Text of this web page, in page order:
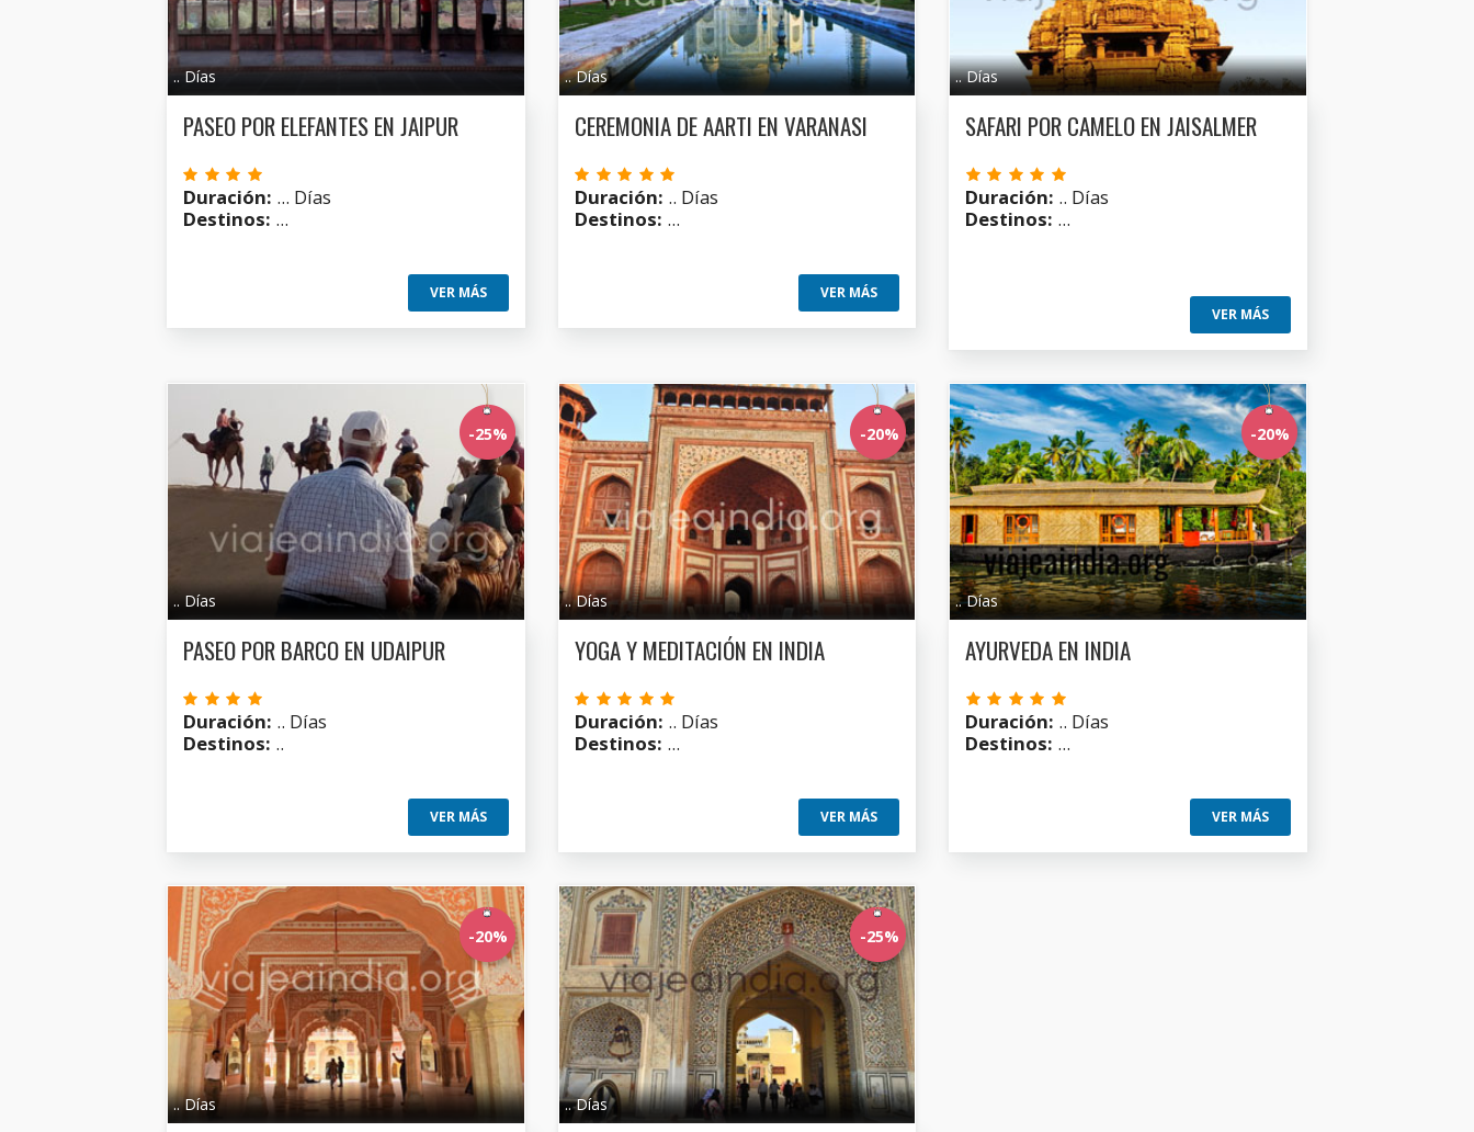
.. Días
PASEO POR ELEFANTES EN JAIPUR
Duración: ... Días
Destinos: ...
VER MÁS
.. Días
CEREMONIA DE AARTI EN VARANASI
Duración: .. Días
Destinos: ...
VER MÁS
.. Días
SAFARI POR CAMELO EN JAISALMER
Duración: .. Días
Destinos: ...
VER MÁS
-25%
.. Días
PASEO POR BARCO EN UDAIPUR
Duración: .. Días
Destinos: ..
VER MÁS
-20%
.. Días
YOGA Y MEDITACIÓN EN INDIA
Duración: .. Días
Destinos: ...
VER MÁS
-20%
.. Días
AYURVEDA EN INDIA
Duración: .. Días
Destinos: ...
VER MÁS
-20%
.. Días
-25%
.. Días